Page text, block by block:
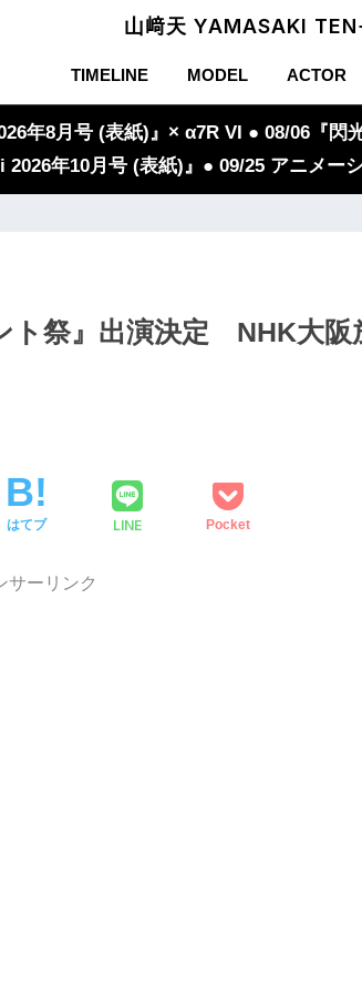
山﨑天 YAMASAKI
TIMELINE MODEL ACTOR
年8月号 (表紙)』× α7R VI ● 08/06『
2026年10月号 (表紙)』● 09/25 アニメー
ト祭』出演決定 NHK大阪
はてブ LINE Pocket
サーリンク